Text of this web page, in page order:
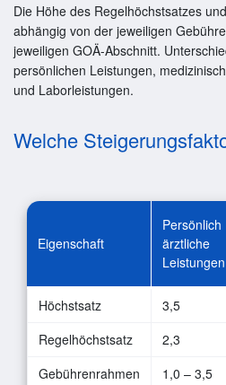
Die Höhe des Regelhöchstsatzes
abhängig von der jeweiligen
jeweiligen GOÄ-Abschnitt.
persönlichen Leistungen,
und Laborleistungen.
Welche
Eigenschaft
Persönlich
ärztliche
Leistungen
Höchstsatz 3,5
Regelhöchstsatz
2,3
Gebührenrahmen
1,0 – 3,5